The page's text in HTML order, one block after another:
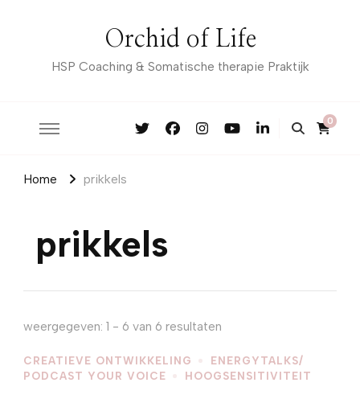
Orchid of Life
HSP Coaching & Somatische therapie Praktijk
0
Home prikkels
prikkels
weergegeven: 1 - 6 van 6 resultaten
CREATIEVE ONTWIKKELING
ENERGYTALKS/
PODCAST YOUR VOICE
HOOGSENSITIVITEIT